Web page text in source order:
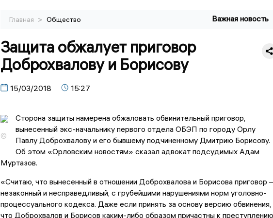
Главная > Общество Важная новость
Защита обжалует приговор
Доброхвалову и Борисову
15/03/2018 15:27
©
Сторона защиты намерена обжаловать обвинительный приговор,
вынесенный экс-начальнику первого отдела ОБЭП по городу Орлу
Павлу Доброхвалову и его бывшему подчиненному Дмитрию Борисову.
Об этом «Орловским новостям» сказал адвокат подсудимых Адам
Муртазов.
«Считаю, что вынесенный в отношении Доброхвалова и Борисова приговор –
незаконный и несправедливый, с грубейшими нарушениями норм уголовно-
процессуального кодекса. Даже если принять за основу версию обвинения,
что Доброхвалов и Борисов каким-либо образом причастны к